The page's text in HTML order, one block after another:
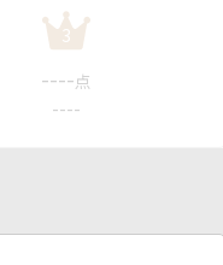
3
---- 点
----